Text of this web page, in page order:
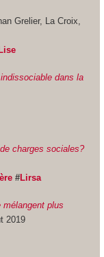
Grelier, La Croix,
dans la
charges sociales?
#Lirsa
plus
2019